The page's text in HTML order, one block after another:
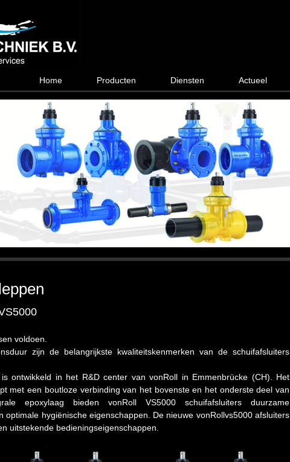
Home Producten Diensten Actueel
voldoen.
zijn de belangrijkste kwaliteitskenmerken van de schuifafsluiters
ontwikkeld in het R&D center van vonRoll in Emmenbrücke (CH). Het
met een boutloze verbinding van het bovenste en het onderste deel van
epoxylaag bieden vonRoll VS5000 schuifafsluiters duurzame
optimale hygiënische eigenschappen. De nieuwe vonRollvs5000 afsluiters
uitstekende bedieningseigenschappen.